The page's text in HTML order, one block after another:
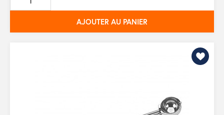
base
AJOUTER AU PANIER